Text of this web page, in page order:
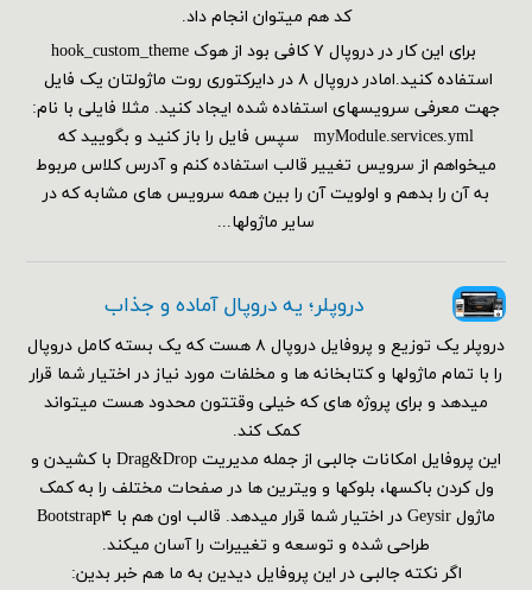
کد هم می‎توان انجام داد.
برای این کار در دروپال ۷ کافی بود از هوک hook_custom_theme
استفاده کنید.امادر دروپال ۸ در دایرکتوری روت ماژولتان یک فایل
جهت معرفی سرویسهای استفاده شده ایجاد کنید. مثلا فایلی با نام:
myModule.services.yml سپس فایل را باز کنید و بگویید که
میخواهم از سرویس تغییر قالب استفاده کنم و آدرس کلاس مربوط
به آن را بدهم و اولویت آن را بین همه سرویس های مشابه که در
سایر ماژولها...
دروپلر؛ یه دروپال آماده و جذاب
دروپلر یک توزیع و پروفایل دروپال ۸ هست که یک بسته کامل دروپال
را با تمام ماژولها و کتابخانه ها و مخلفات مورد نیاز در اختیار شما قرار
میدهد و برای پروژه های که خیلی وقتتون محدود هست میتواند
کمک کند.
این پروفایل امکانات جالبی از جمله مدیریت Drag&Drop با کشیدن و
ول کردن باکسها، بلوکها و ویترین ها در صفحات مختلف را به کمک
ماژول Geysir در اختیار شما قرار میدهد. قالب اون هم با Bootstrap۴
طراحی شده و توسعه و تغییرات را آسان میکند.
اگر نکته جالبی در این پروفایل دیدین به ما هم خبر بدین: